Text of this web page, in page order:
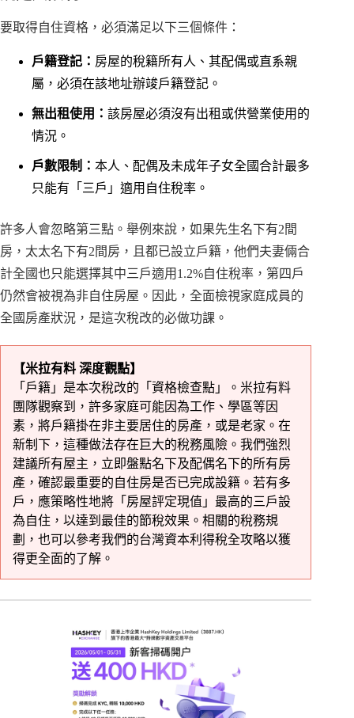
要取得自住資格，必須滿足以下三個條件：
戶籍登記： 房屋的稅籍所有人、其配偶或直系親
屬，必須在該地址辦竣戶籍登記。
無出租使用： 該房屋必須沒有出租或供營業使用的
情況。
戶數限制： 本人、配偶及未成年子女全國合計最多
只能有「三戶」適用自住稅率。
許多人會忽略第三點。舉例來說，如果先生名下有2間
房，太太名下有2間房，且都已設立戶籍，他們夫妻倆合
計全國也只能選擇其中三戶適用1.2%自住稅率，第四戶
仍然會被視為非自住房屋。因此，全面檢視家庭成員的
全國房產狀況，是這次稅改的必做功課。
【米拉有料 深度觀點】
「戶籍」是本次稅改的「資格檢查點」。米拉有料
團隊觀察到，許多家庭可能因為工作、學區等因
素，將戶籍掛在非主要居住的房產，或是老家。在
新制下，這種做法存在巨大的稅務風險。我們強烈
建議所有屋主，立即盤點名下及配偶名下的所有房
產，確認最重要的自住房是否已完成設籍。若有多
戶，應策略性地將「房屋評定現值」最高的三戶設
為自住，以達到最佳的節稅效果。相關的稅務規
劃，也可以參考我們的台灣資本利得稅全攻略以獲
得更全面的了解。